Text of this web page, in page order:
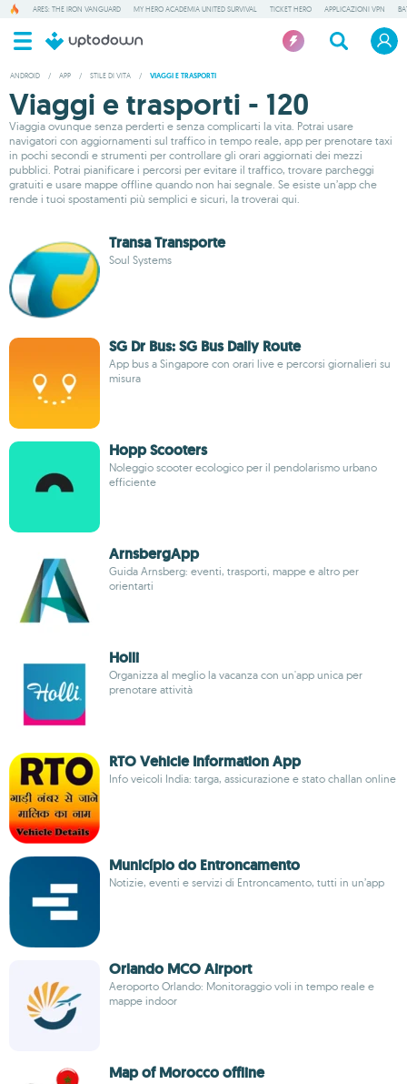
ARES: THE IRON VANGUARD MY HERO ACADEMIA UNITED SURVIVAL TICKET HERO APPLICAZIONI VPN
ANDROID / APP / STILE DI VITA / VIAGGI E TRASPORTI
Viaggi e trasporti - 120
Viaggia ovunque senza perderti e senza complicarti la vita. Potrai usare
navigatori con aggiornamenti sul traffico in tempo reale, app per prenotare taxi
in pochi secondi e strumenti per controllare gli orari aggiornati dei mezzi
pubblici. Potrai pianificare i percorsi per evitare il traffico, trovare parcheggi
gratuiti e usare mappe offline quando non hai segnale. Se esiste un’app che
rende i tuoi spostamenti più semplici e sicuri, la troverai qui.
Transa Transporte
Soul Systems
SG Dr Bus: SG Bus Daily Route
App bus a Singapore con orari live e percorsi giornalieri su
misura
Hopp Scooters
Noleggio scooter ecologico per il pendolarismo urbano
efficiente
ArnsbergApp
Guida Arnsberg: eventi, trasporti, mappe e altro per
orientarti
Holli
Organizza al meglio la vacanza con un'app unica per
prenotare attività
RTO Vehicle Information App
Info veicoli India: targa, assicurazione e stato challan online
Município do Entroncamento
Notizie, eventi e servizi di Entroncamento, tutti in un’app
Orlando MCO Airport
Aeroporto Orlando: Monitoraggio voli in tempo reale e
mappe indoor
Map of Morocco offline